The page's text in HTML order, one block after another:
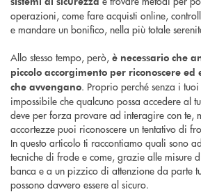
operazioni, come fare acquisti online,
e mandare un bonifico, nella più totale
Allo stesso tempo, però, è necessario che
piccolo accorgimento per riconoscere
che avvengano. Proprio perché senza i
impossibile che qualcuno possa accedere al
deve per forza provare ad interagire con te,
accortezze puoi riconoscere un tentativo di
In questo articolo ti raccontiamo quali sono
tecniche di frode e come, grazie alle misure
banca e a un pizzico di attenzione da parte
possono davvero essere al sicuro.